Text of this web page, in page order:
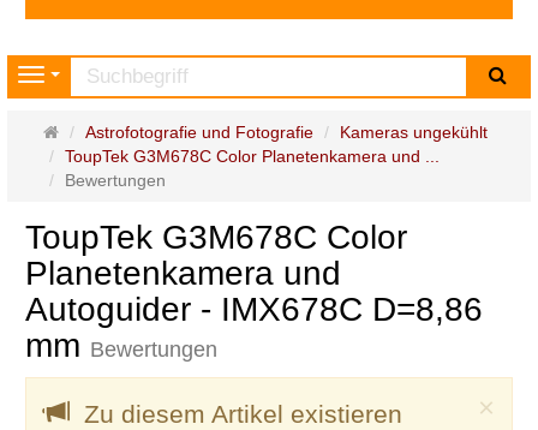
Navigation
Startseite
Astrofotografie und Fotografie
Kameras ungekühlt
ToupTek G3M678C Color Planetenkamera und ...
Bewertungen
ToupTek G3M678C Color
Planetenkamera und
Autoguider - IMX678C D=8,86
mm Bewertungen
×
Zu diesem Artikel existieren